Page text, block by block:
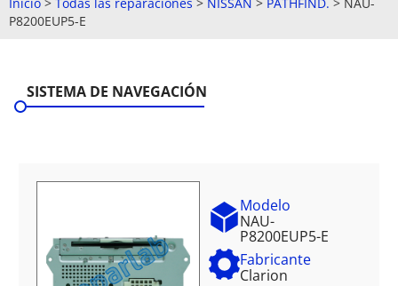
P8200EUP5-E
SISTEMA DE NAVEGACIÓN
Modelo
NAU-
P8200EUP5-E
Fabricante
Clarion